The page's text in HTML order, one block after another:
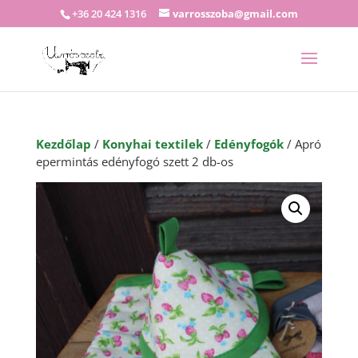
+36 20 424 1316 varrosszoba@gmail.com
Kezdőlap / Konyhai textilek/ Edényfogók/ Apró
epermintás edényfogó szett 2 db-os